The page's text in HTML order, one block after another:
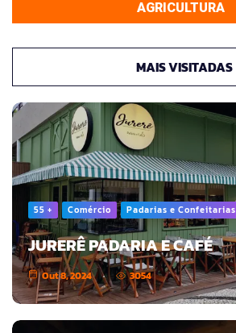
AGRICULTURA
MAIS VISITADAS
55 + Comércio Padarias e Confeitarias
JURERÊ PADARIA E CAFÉ
Out 8, 2024 3054